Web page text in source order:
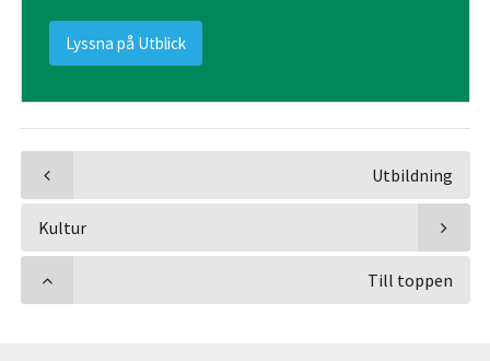
Lyssna på Utblick
Utbildning
Kultur
Till toppen